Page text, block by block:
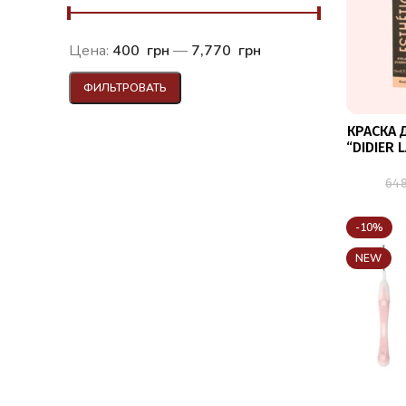
ФИЛЬТРОВАТЬ
Цена: 400 грн — 7,770 грн
КРАСКА
“DIDIER
-10%
NEW